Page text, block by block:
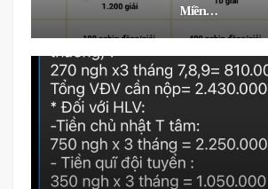
Miền…